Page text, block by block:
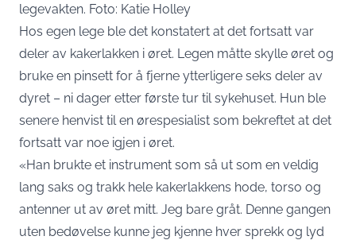
legevakten. Foto: Katie Holley
Hos egen lege ble det konstatert at det fortsatt var
deler av kakerlakken i øret. Legen måtte skylle øret og
bruke en pinsett for å fjerne ytterligere seks deler av
dyret – ni dager etter første tur til sykehuset. Hun ble
senere henvist til en ørespesialist som bekreftet at det
fortsatt var noe igjen i øret.
«Han brukte et instrument som så ut som en veldig
lang saks og trakk hele kakerlakkens hode, torso og
antenner ut av øret mitt. Jeg bare gråt. Denne gangen
uten bedøvelse kunne jeg kjenne hver sprekk og lyd